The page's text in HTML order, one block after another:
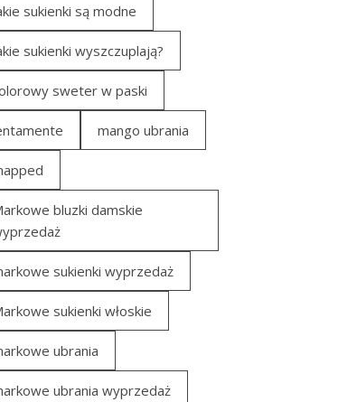
sukienki są modne
sukienki wyszczuplają?
sweter w paski
mango ubrania
bluzki damskie
sukienki wyprzedaż
sukienki włoskie
ubrania
ubrania wyprzedaż